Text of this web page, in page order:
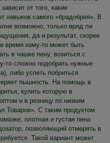
от того, какие
навыков самого «брадобрея». В
возможно, только вряд ли
да и результат, скорее
время кому-то может быть
в чашке пену, возиться с
то сложно подобрать нужные
либо успеть побриться
пышность. На помощь в
купить которую в
и в розницу по низким
Товаров». С таким продуктом
плотная и густая пена
позволяющий отмерять в
Такой вариант может